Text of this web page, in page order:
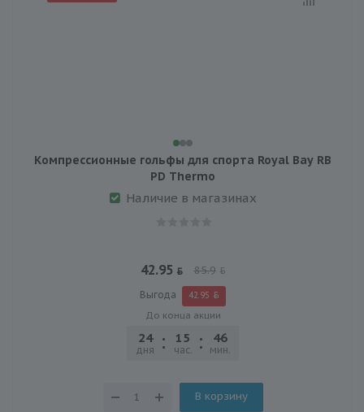
Компрессионные гольфы для спорта Royal Bay RB
PD Thermo
Наличие в магазинах
42.95 85.9
Выгода 42.95
До конца акции
24
дня
15
час.
46
мин.
В корзину